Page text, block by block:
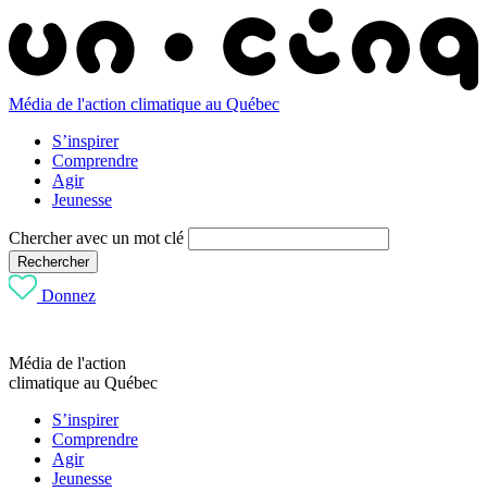
Média de l'action climatique au Québec
S’inspirer
Comprendre
Agir
Jeunesse
Chercher avec un mot clé
Rechercher
Donnez
Média de l'action
climatique au Québec
S’inspirer
Comprendre
Agir
Jeunesse